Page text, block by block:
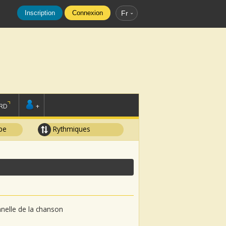
Inscription Connexion Fr
+
Rythmiques
de la chanson